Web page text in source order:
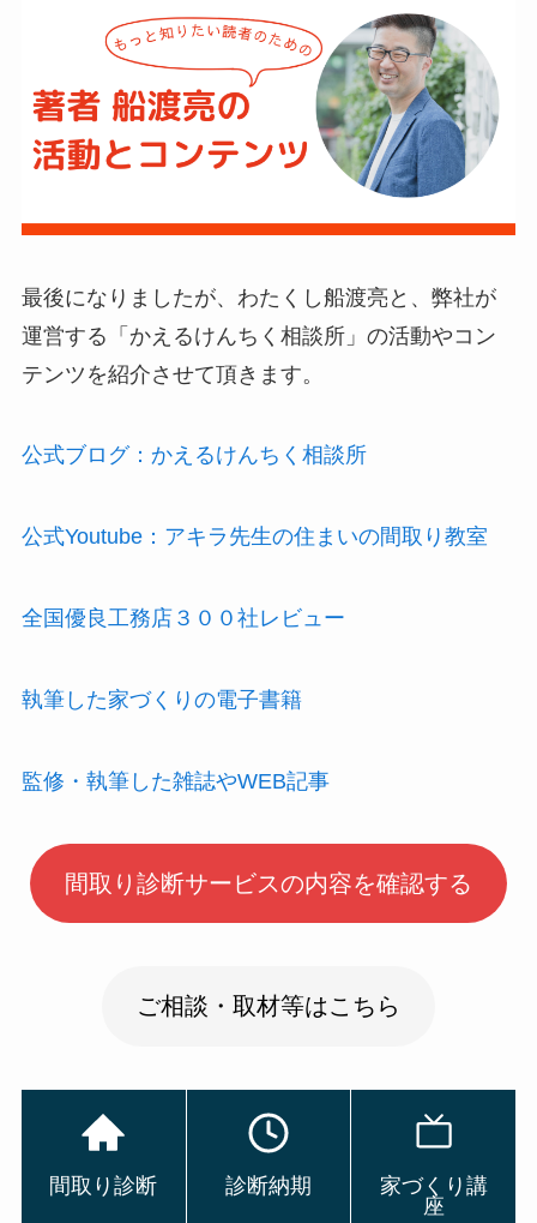
最後になりましたが、わたくし船渡亮と、弊社が
運営する「かえるけんちく相談所」の活動やコン
テンツを紹介させて頂きます。
公式ブログ：かえるけんちく相談所
公式Youtube：アキラ先生の住まいの間取り教室
全国優良工務店３００社レビュー
執筆した家づくりの電子書籍
監修・執筆した雑誌やWEB記事
間取り診断サービスの内容を確認する
ご相談・取材等はこちら
間取り診断 診断納期
家づくり講
座